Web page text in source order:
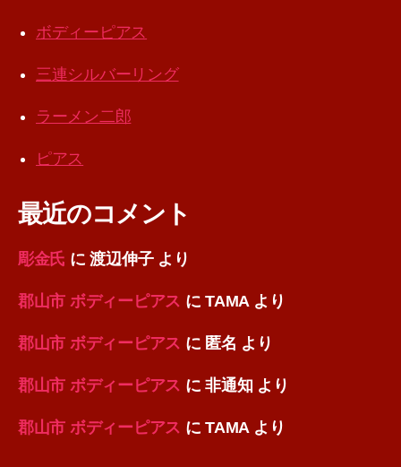
ボディーピアス
三連シルバーリング
ラーメン二郎
ピアス
最近のコメント
彫金氏 に渡辺伸子より
郡山市 ボディーピアス にTAMA より
郡山市 ボディーピアス に 匿名 より
郡山市 ボディーピアス に非通知 より
郡山市 ボディーピアス にTAMA より